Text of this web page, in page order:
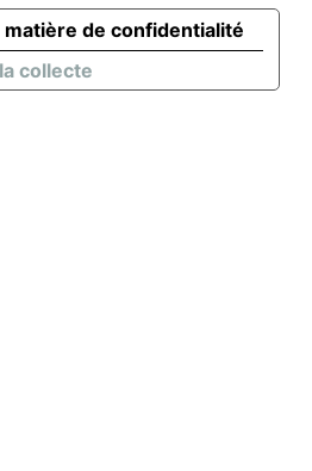
collecte
matière de confidentialité